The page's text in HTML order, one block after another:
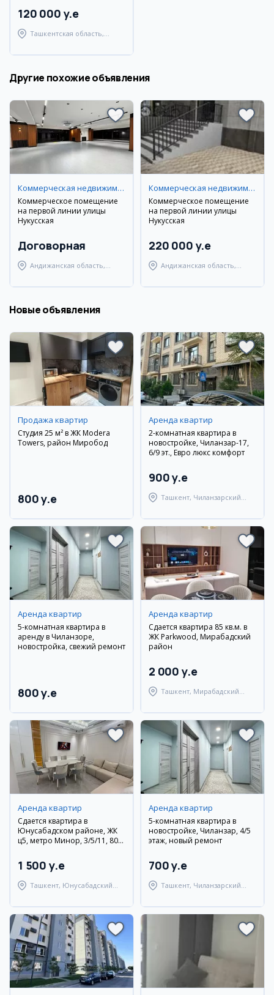
120 000 y.e
Ташкентская область,
Другие похожие объявления
Коммерческая недвижимость
Коммерческое помещение
на первой линии улицы
Нукусская
Договорная
Андижанская область,
Коммерческая недвижимость
Коммерческое помещение
на первой линии улицы
Нукусская
220 000 y.e
Андижанская область,
Новые объявления
Продажа квартир
Студия 25 м² в ЖК Modera
Towers, район Миробод
800 y.e
Аренда квартир
2-комнатная квартира в
новостройке, Чиланзар-17,
6/9 эт., Евро люкс комфорт
900 y.e
Ташкент, Чиланзарский
Аренда квартир
5-комнатная квартира в
аренду в Чиланзоре,
новостройка, свежий ремонт
800 y.e
Аренда квартир
Сдается квартира 85 кв.м. в
ЖК Parkwood, Мирабадский
район
2 000 y.e
Ташкент, Мирабадский
Аренда квартир
Сдается квартира в
Юнусабадском районе, ЖК
ц5, метро Минор, 3/5/11, 80
1 500 y.e
Ташкент, Юнусабадский
Аренда квартир
5-комнатная квартира в
новостройке, Чиланзар, 4/5
этаж, новый ремонт
700 y.e
Ташкент, Чиланзарский